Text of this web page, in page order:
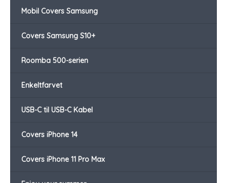
Mobil Covers Samsung
Covers Samsung S10+
Roomba 500-serien
Enkeltfarvet
USB-C til USB-C Kabel
Covers iPhone 14
Covers iPhone 11 Pro Max